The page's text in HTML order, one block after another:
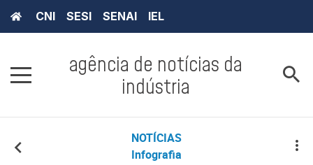
CNI SESI SENAI IEL
agência de notícias da
indústria
NOTÍCIAS
Infografia